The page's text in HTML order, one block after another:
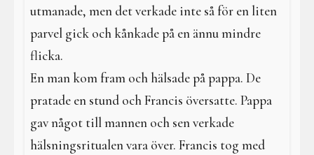
utmanade, men det verkade inte så för en liten
parvel gick och kånkade på en ännu mindre
flicka.
En man kom fram och hälsade på pappa. De
pratade en stund och Francis översatte. Pappa
gav något till mannen och sen verkade
hälsningsritualen vara över. Francis tog med